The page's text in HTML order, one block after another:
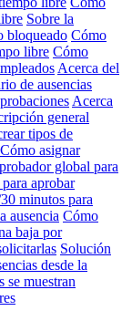
Sobre la
bloqueado Cómo
libre Cómo
Acerca del
de ausencias
Acerca
general
tipos de
Cómo asignar
global para
aprobar
minutos para
ausencia Cómo
baja por
Solución
desde la
se muestran